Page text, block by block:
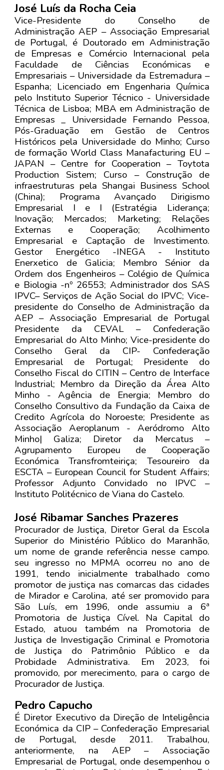
José Luís da Rocha Ceia
Vice-Presidente do Conselho de
Administração AEP – Associação Empresarial
de Portugal, é Doutorado em Administração
de Empresas e Comércio Internacional pela
Faculdade de Ciências Económicas e
Empresariais – Universidade da Estremadura –
Espanha; Licenciado em Engenharia Química
pelo Instituto Superior Técnico - Universidade
Técnica de Lisboa; MBA em Administração de
Empresas _ Universidade Fernando Pessoa,
Pós-Graduação em Gestão de Centros
Históricos pela Universidade do Minho; Curso
de formação World Class Manafacturing EU –
JAPAN – Centre for Cooperation – Toytota
Production Sistem; Curso – Construção de
infraestruturas pela Shangai Business School
(China); Programa Avançado Dirigismo
Empresarial I e I (Estratégia Liderança;
Inovação; Mercados; Marketing; Relações
Externas e Cooperação; Acolhimento
Empresarial e Captação de Investimento.
Gestor Energético -INEGA - Instituto
Enerxetico de Galicia; Membro Sénior da
Ordem dos Engenheiros – Colégio de Química
e Biologia -nº 26553; Administrador dos SAS
IPVC– Serviços de Ação Social do IPVC; Vice-
presidente do Conselho de Administração da
AEP – Associação Empresarial de Portugal
Presidente da CEVAL – Confederação
Empresarial do Alto Minho; Vice-presidente do
Conselho Geral da CIP- Confederação
Empresarial de Portugal; Presidente do
Conselho Fiscal do CITIN – Centro de Interface
Industrial; Membro da Direção da Área Alto
Minho - Agência de Energia; Membro do
Conselho Consultivo da Fundação da Caixa de
Credito Agrícola do Noroeste; Presidente as
Associação Aeroplanum - Aeródromo Alto
Minho| Galiza; Diretor da Mercatus –
Agrupamento Europeu de Cooperação
Económica Transfromteiriça; Tesoureiro da
ESCTA – European Council for Student Affairs;
Professor Adjunto Convidado no IPVC –
Instituto Politécnico de Viana do Castelo.
José Ribamar Sanches Prazeres
Procurador de Justiça, Diretor Geral da Escola
Superior do Ministério Público do Maranhão,
um nome de grande referência nesse campo.
seu ingresso no MPMA ocorreu no ano de
1991, tendo inicialmente trabalhado como
promotor de justiça nas comarcas das cidades
de Mirador e Carolina, até ser promovido para
São Luís, em 1996, onde assumiu a 6ª
Promotoria de Justiça Cível. Na Capital do
Estado, atuou também na Promotoria de
Justiça de Investigação Criminal e Promotoria
de Justiça do Patrimônio Público e da
Probidade Administrativa. Em 2023, foi
promovido, por merecimento, para o cargo de
Procurador de Justiça.
Pedro Capucho
É Diretor Executivo da Direção de Inteligência
Económica da CIP – Confederação Empresarial
de Portugal, desde 2011. Trabalhou,
anteriormente, na AEP – Associação
Empresarial de Portugal, onde desempenhou o